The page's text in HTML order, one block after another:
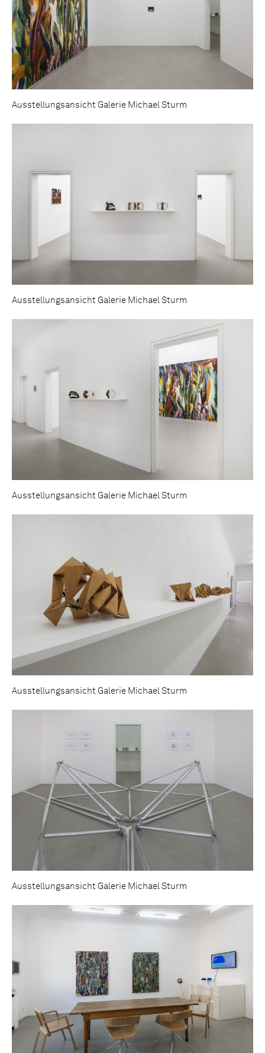
Ausstellungsansicht Galerie Michael Sturm
Ausstellungsansicht Galerie Michael Sturm
Ausstellungsansicht Galerie Michael Sturm
Ausstellungsansicht Galerie Michael Sturm
Ausstellungsansicht Galerie Michael Sturm